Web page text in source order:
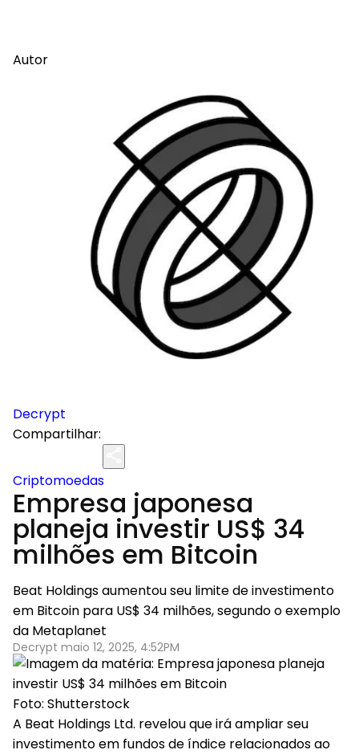
Autor
Decrypt
Compartilhar:
Criptomoedas
Empresa japonesa
planeja investir US$ 34
milhões em Bitcoin
Beat Holdings aumentou seu limite de investimento
em Bitcoin para US$ 34 milhões, segundo o exemplo
da Metaplanet
Decrypt maio 12, 2025, 4:52PM
Foto: Shutterstock
A Beat Holdings Ltd. revelou que irá ampliar seu
investimento em fundos de índice relacionados ao